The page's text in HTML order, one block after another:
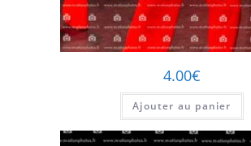
4.00€
Ajouter au panier